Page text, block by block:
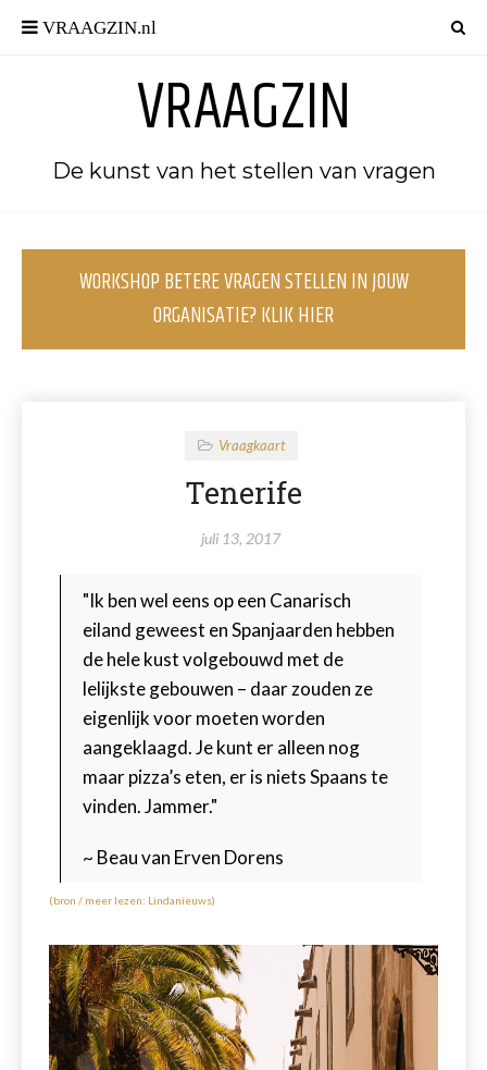
VRAAGZIN
De kunst van het stellen van vragen
WORKSHOP BETERE VRAGEN STELLEN IN JOUW
ORGANISATIE? KLIK HIER
Vraagkaart
Tenerife
juli 13, 2017
"Ik ben wel eens op een Canarisch
eiland geweest en Spanjaarden hebben
de hele kust volgebouwd met de
lelijkste gebouwen – daar zouden ze
eigenlijk voor moeten worden
aangeklaagd. Je kunt er alleen nog
maar pizza’s eten, er is niets Spaans te
vinden. Jammer."
~ Beau van Erven Dorens
(bron / meer lezen: Lindanieuws)